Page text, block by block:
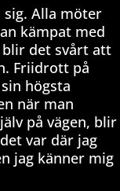
sig. Alla möter
kämpat med
blir det svårt att
Friidrott på
högsta
när man
på vägen, blir
var där jag
jag känner mig